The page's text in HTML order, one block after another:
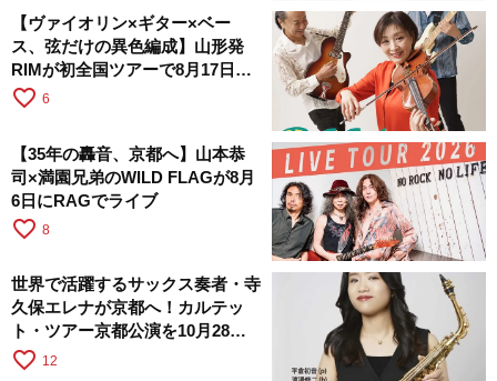
【ヴァイオリン×ギター×ベー
ス、弦だけの異色編成】山形発
RIMが初全国ツアーで8月17日に
RAGへ
favorite_border 6
【35年の轟音、京都へ】山本恭
司×満園兄弟のWILD FLAGが8月
6日にRAGでライブ
favorite_border 8
世界で活躍するサックス奏者・寺
久保エレナが京都へ！カルテッ
ト・ツアー京都公演を10月28日
に開催
favorite_border 12